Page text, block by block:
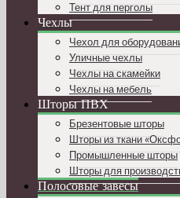
Тент для перголы
Чехлы
Чехол для
Уличные чехлы
Чехлы на скамейки
Чехлы на мебель
Шторы ПВХ
Брезентовые шторы
Шторы из ткани
Промышленные шторы
Шторы для
Полосовые завесы